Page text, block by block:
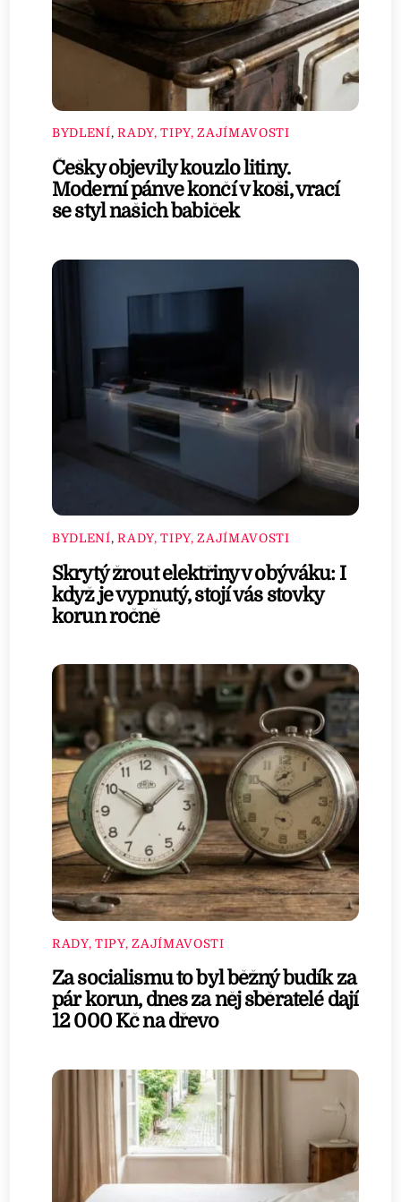
BYDLENÍ,RADY, TIPY, ZAJÍMAVOSTI
Češky objevily kouzlo litiny.
Moderní pánve končí v koši, vrací
se styl našich babiček
BYDLENÍ,RADY, TIPY, ZAJÍMAVOSTI
Skrytý žrout elektřiny v obýváku: I
když je vypnutý, stojí vás stovky
korun ročně
RADY, TIPY, ZAJÍMAVOSTI
Za socialismu to byl běžný budík za
pár korun, dnes za něj sběratelé dají
12 000 Kč na dřevo